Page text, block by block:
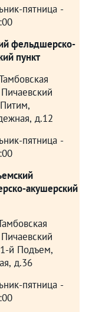
пятница -
фельдшерско-
пункт
д.12
пятница -
акушерский
й Подъем,
д.36
пятница -